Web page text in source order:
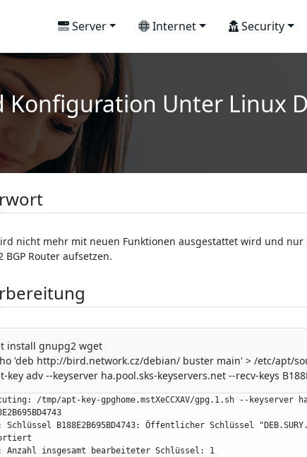
Server Internet Security
Unter Linux
nicht mehr mit neuen Funktionen ausgestattet wird und
BGP Router aufsetzen.
install gnupg2 wget
'deb http://bird.network.cz/debian/ buster main' > /etc/apt/
key adv --keyserver ha.pool.sks-keyservers.net --recv-keys
/tmp/apt-key-gpghome.mstXeCCXAV/gpg.1.sh --
Schlüssel B188E2B695BD4743: Öffentlicher Schlüssel
Anzahl insgesamt bearbeiteter Schlüssel: 1